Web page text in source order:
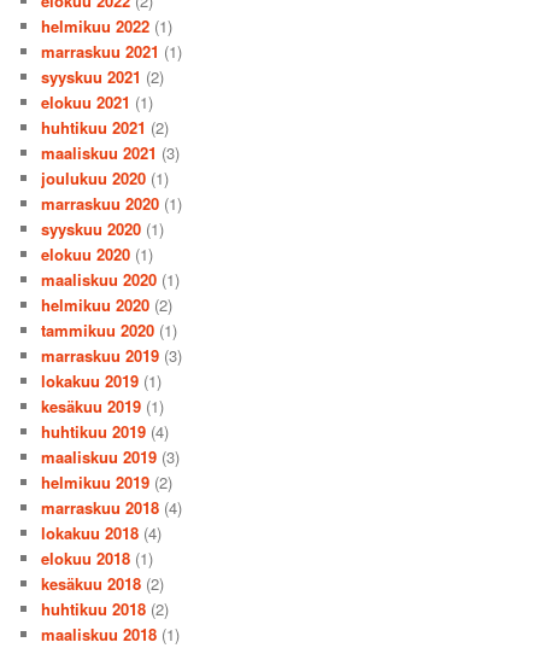
helmikuu 2022 (1)
marraskuu 2021 (1)
syyskuu 2021 (2)
elokuu 2021 (1)
huhtikuu 2021 (2)
maaliskuu 2021 (3)
joulukuu 2020 (1)
marraskuu 2020 (1)
syyskuu 2020 (1)
elokuu 2020 (1)
maaliskuu 2020 (1)
helmikuu 2020 (2)
tammikuu 2020 (1)
marraskuu 2019 (3)
lokakuu 2019 (1)
kesäkuu 2019 (1)
huhtikuu 2019 (4)
maaliskuu 2019 (3)
helmikuu 2019 (2)
marraskuu 2018 (4)
lokakuu 2018 (4)
elokuu 2018 (1)
kesäkuu 2018 (2)
huhtikuu 2018 (2)
maaliskuu 2018 (1)